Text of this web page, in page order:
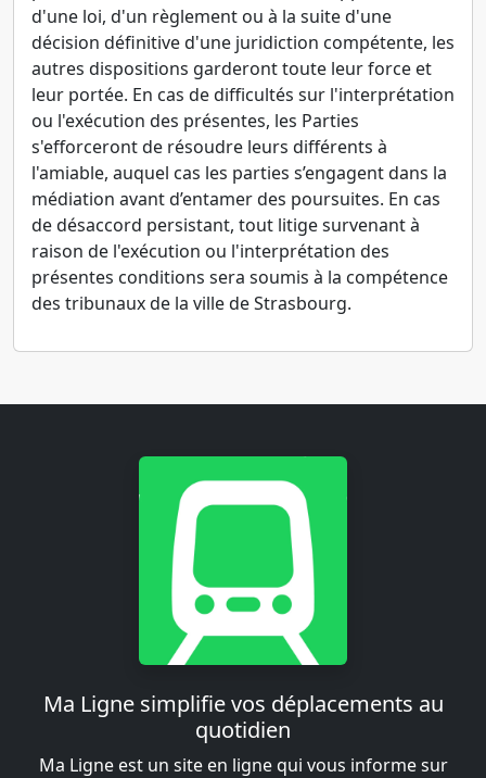
d'une loi, d'un règlement ou à la suite d'une
décision définitive d'une juridiction compétente, les
autres dispositions garderont toute leur force et
leur portée. En cas de difficultés sur l'interprétation
ou l'exécution des présentes, les Parties
s'efforceront de résoudre leurs différents à
l'amiable, auquel cas les parties s’engagent dans la
médiation avant d’entamer des poursuites. En cas
de désaccord persistant, tout litige survenant à
raison de l'exécution ou l'interprétation des
présentes conditions sera soumis à la compétence
des tribunaux de la ville de Strasbourg.
Ma Ligne simplifie vos déplacements au
quotidien
Ma Ligne est un site en ligne qui vous informe sur